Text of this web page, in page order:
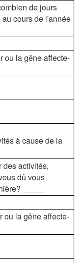
de jours
cours de l'année
ou la gêne affecte-
à cause de la
des activités,
dû vous
_____
ou la gêne affecte-